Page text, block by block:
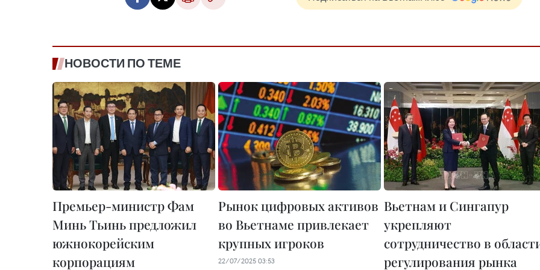
НОВОСТИ ПО ТЕМЕ
Премьер-министр Фам
Минь Тьинь предложил
южнокорейским
корпорациям
Рынок цифровых активов
во Вьетнаме привлекает
крупных игроков
22/07/2025 03:53
Вьетнам и Сингапур
укрепляют
сотрудничество в
регулирования рынка